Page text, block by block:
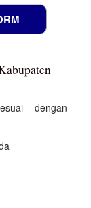
dengan